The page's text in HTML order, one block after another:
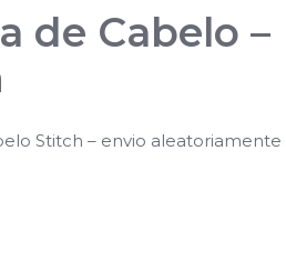
de Cabelo –
Stitch – envio aleatoriamente